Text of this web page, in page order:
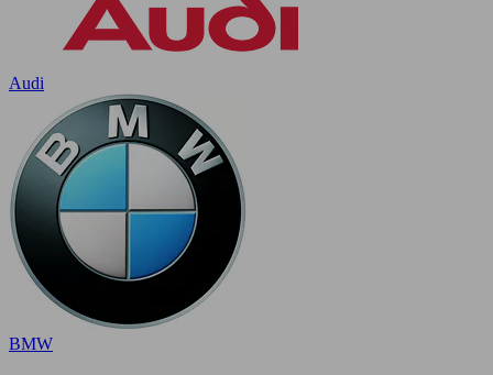
Audi
BMW